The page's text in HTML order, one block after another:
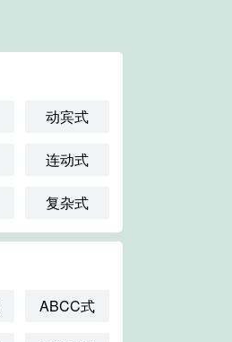
动宾式
连动式
复杂式
ABCC式